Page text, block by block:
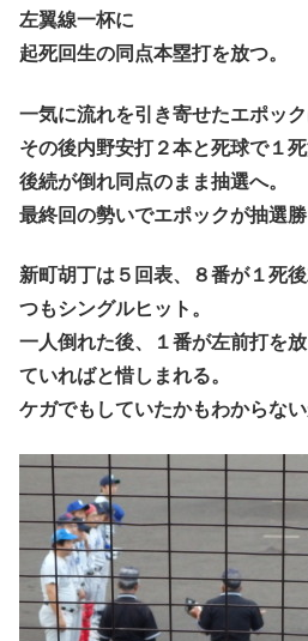
左翼線一杯に
起死回生の同点本塁打を放つ。
一気に流れを引き寄せたエポッ
その後内野安打２本と死球で１
後続が倒れ同点のまま抽選へ。
最終回の勢いでエポックが抽選勝
新町胡丁は５回表、８番が１死
つもシングルヒット。
一人倒れた後、１番が左前打を
ていればと惜しまれる。
ケガでもしていたかもわからない